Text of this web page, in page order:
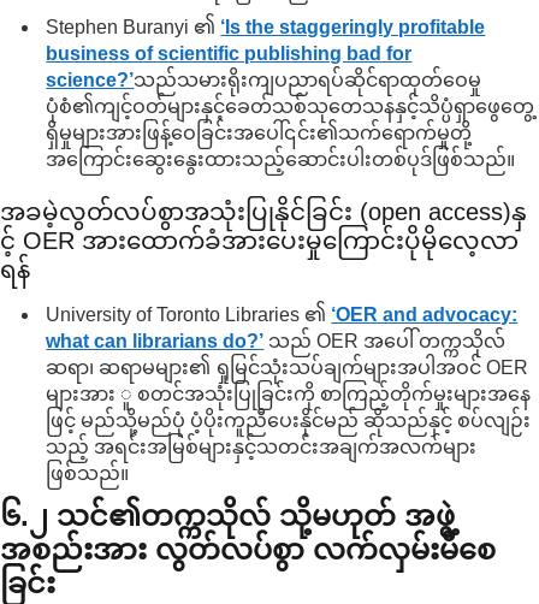
Stephen Buranyi ၏ ‘Is the staggeringly profitable
business of scientific publishing bad for
science?’သည်သမားရိုးကျပညာရပ်ဆိုင်ရာထုတ်ဝေမှု
ပုံစံ၏ကျင့်ဝတ်များနှင့်ခေတ်သစ်သုတေသနနှင့်သိပ္ပံရှာဖွေတွေ့
ရှိမှုများအားဖြန့်ဝေခြင်းအပေါ်၎င်း၏သက်ရောက်မှုတို့
အကြောင်းဆွေးနွေးထားသည့်ဆောင်းပါးတစ်ပုဒ်ဖြစ်သည်။
အခမဲ့လွတ်လပ်စွာအသုံးပြုနိုင်ခြင်း (open access)နှ
င့် OER အားထောက်ခံအားပေးမှုကြောင်းပိုမိုလေ့လာ
ရန်
University of Toronto Libraries ၏ ‘OER and advocacy:
what can librarians do?’ သည် OER အပေါ် တက္ကသိုလ်
ဆရာ၊ ဆရာမများ၏ ရှုမြင်သုံးသပ်ချက်များအပါအဝင် OER
များအား ူ စတင်အသုံးပြုခြင်းကို စာကြည့်တိုက်မှုးများအနေ
ဖြင့် မည်သို့မည်ပုံ ပံ့ပိုးကူညီပေးနိုင်မည် ဆိုသည်နှင့် စပ်လျဉ်း
သည့် အရင်းအမြစ်များနှင့်သတင်းအချက်အလက်များ
ဖြစ်သည်။
၆.၂ သင်၏တက္ကသိုလ် သို့မဟုတ် အဖွဲ့
အစည်းအား လွတ်လပ်စွာ လက်လှမ်းမီစေ
ခြင်း